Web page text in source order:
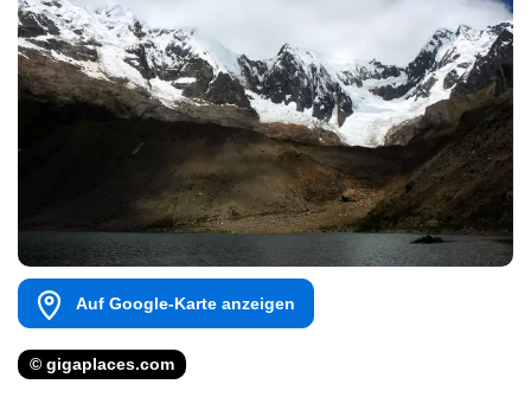
Auf Google-Karte anzeigen
© gigaplaces.com